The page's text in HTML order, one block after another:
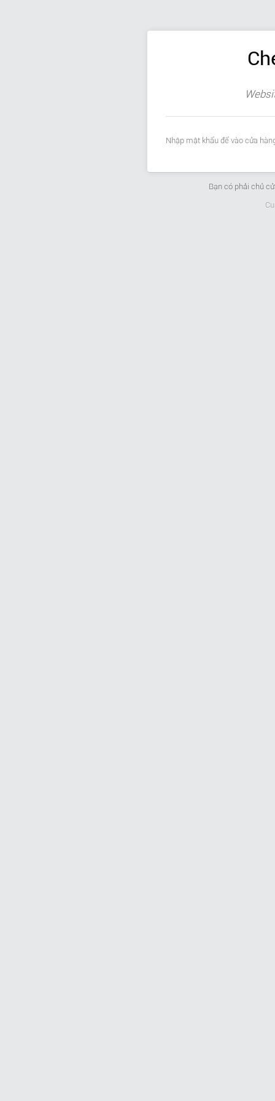
Nhập mật khẩu để vào cửa
Bạn có phải chủ